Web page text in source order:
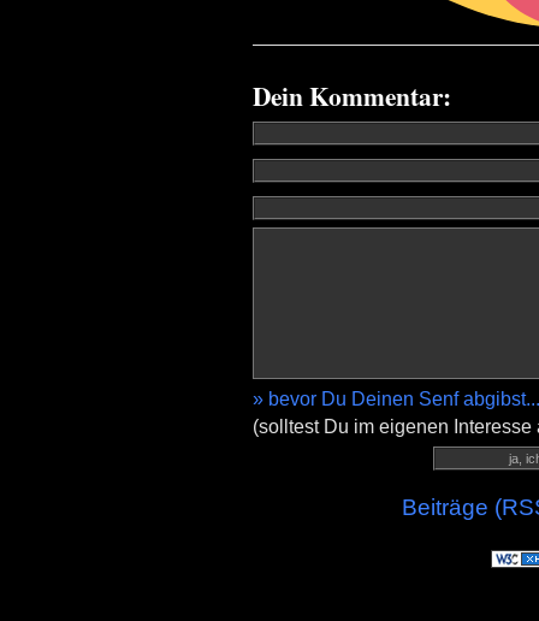
Dein Kommentar:
» bevor Du Deinen Senf abgibst...
(solltest Du im eigenen
Beiträge